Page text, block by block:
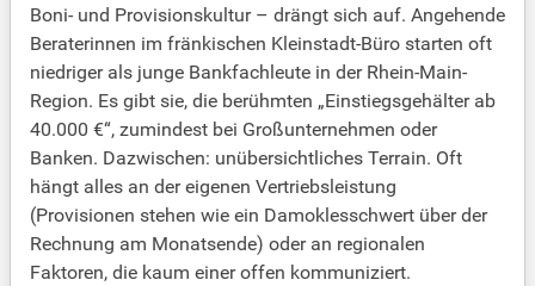
Boni- und Provisionskultur – drängt sich auf. Angehende
Beraterinnen im fränkischen Kleinstadt-Büro starten oft
niedriger als junge Bankfachleute in der Rhein-Main-
Region. Es gibt sie, die berühmten „Einstiegsgehälter ab
40.000 €“, zumindest bei Großunternehmen oder
Banken. Dazwischen: unübersichtliches Terrain. Oft
hängt alles an der eigenen Vertriebsleistung
(Provisionen stehen wie ein Damoklesschwert über der
Rechnung am Monatsende) oder an regionalen
Faktoren, die kaum einer offen kommuniziert.